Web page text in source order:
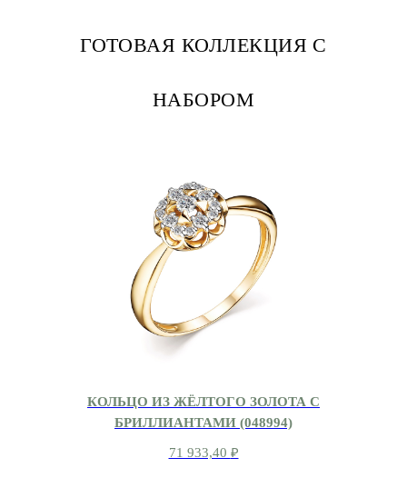
ГОТОВАЯ КОЛЛЕКЦИЯ С
НАБОРОМ
КОЛЬЦО ИЗ ЖЁЛТОГО ЗОЛОТА С
БРИЛЛИАНТАМИ (048994)
71 933,40 ₽